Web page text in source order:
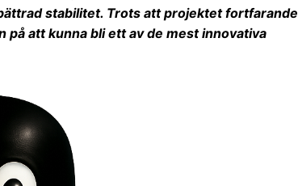
stabilitet. Trots att projektet fortfarande
att kunna bli ett av de mest innovativa